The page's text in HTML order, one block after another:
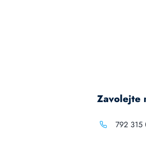
Zavolejte
792 315